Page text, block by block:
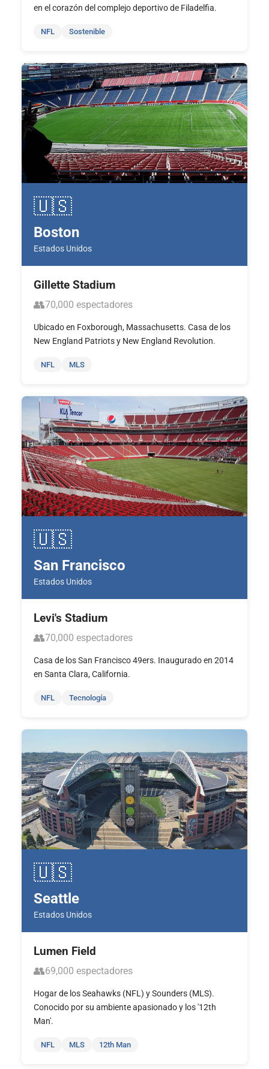
en el corazón del complejo deportivo de Filadelfia.
NFL Sostenible
🇺🇸
Boston
Estados Unidos
Gillette Stadium
👥70,000 espectadores
Ubicado en Foxborough, Massachusetts. Casa de los
New England Patriots y New England Revolution.
NFL MLS
🇺🇸
San Francisco
Estados Unidos
Levi's Stadium
👥70,000 espectadores
Casa de los San Francisco 49ers. Inaugurado en 2014
en Santa Clara, California.
NFL Tecnología
🇺🇸
Seattle
Estados Unidos
Lumen Field
👥69,000 espectadores
Hogar de los Seahawks (NFL) y Sounders (MLS).
Conocido por su ambiente apasionado y los '12th
Man'.
NFL MLS 12th Man